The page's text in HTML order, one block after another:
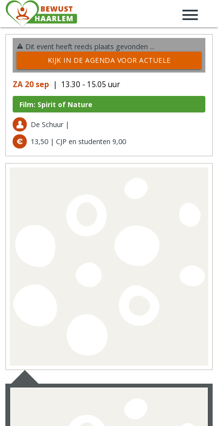
Dit event heeft reeds plaats gevonden ...
KIJK IN DE AGENDA VOOR ACTUELE
ZA 20 sep | 13.30 - 15.05 uur
Film: Spirit of Nature
De Schuur |
13,50 | CJP en studenten 9,00